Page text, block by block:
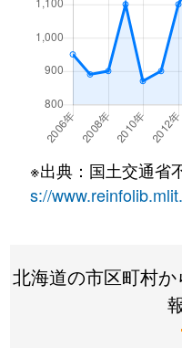
月寒東１条
月寒東１条
800
月寒東１条
月寒東１条
月寒東２条
640
月寒東２条
※出典：国土交通省
s://
北海道の市区町村